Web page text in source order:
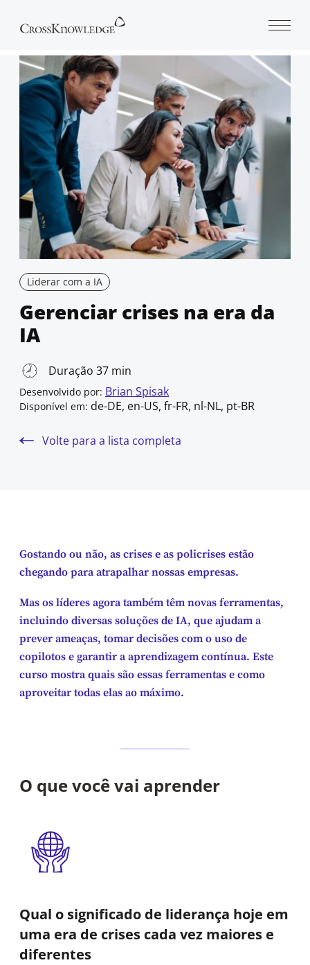
Liderar com a IA
Gerenciar crises na era da
IA
Duração 37 min
Desenvolvido por: Brian Spisak
Disponível em: de-DE, en-US, fr-FR, nl-NL, pt-BR
Volte para a lista completa
Gostando ou não, as crises e as policrises estão
chegando para atrapalhar nossas empresas.
Mas os líderes agora também têm novas ferramentas,
incluindo diversas soluções de IA, que ajudam a
prever ameaças, tomar decisões com o uso de
copilotos e garantir a aprendizagem contínua. Este
curso mostra quais são essas ferramentas e como
aproveitar todas elas ao máximo.
O que você vai aprender
Qual o significado de liderança hoje em
uma era de crises cada vez maiores e
diferentes